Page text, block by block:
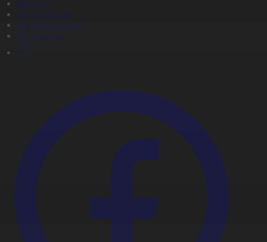
Жобалар
Телехикаялар
Мультсериалдар
Видеоархив